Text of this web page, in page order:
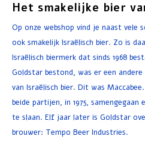
Het smakelijke bier
Op onze webshop vind je naast vele
ook smakelijk Israëlisch bier. Zo is
Israëlisch biermerk dat sinds 1968
Goldstar bestond, was er een
van Israëlisch bier. Dit was
beide partijen, in 1975, samengegaan
te slaan. Elf jaar later is Goldstar
brouwer: Tempo Beer Industries.